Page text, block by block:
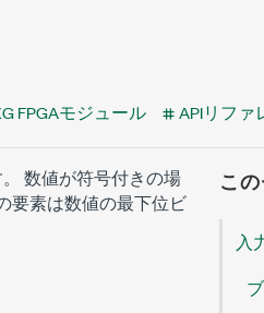
FPGAモジュール APIリファ
数値が符号付きの場
要素は数値の最下位ビ
こ
入